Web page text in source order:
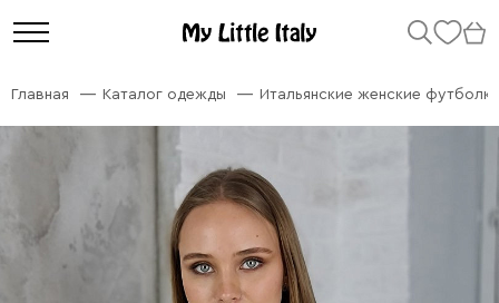
Главная Каталог одежды Итальянские женские футболки